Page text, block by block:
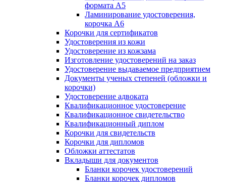
формата А5
Ламинирование удостоверения,
корочка А6
Корочки для сертификатов
Удостоверения из кожи
Удостоверение из кожзама
Изготовление удостоверений на заказ
Удостоверение выдаваемое предприятием
Документы ученых степеней (обложки и
корочки)
Удостоверение адвоката
Квалификационное удостоверение
Квалификационное свидетельство
Квалификационный диплом
Корочки для свидетельств
Корочки для дипломов
Обложки аттестатов
Вкладыши для документов
Бланки корочек удостоверений
Бланки корочек дипломов